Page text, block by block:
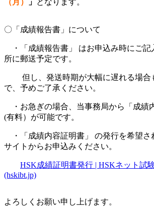
〇「成績報告書」について
・「成績報告書」 はお申込み時にご記
所に郵送予定です。
但し、発送時期が大幅に遅れる場合
で、予めご了承ください。
・お急ぎの場合、当事務局から「成績
(有料）が可能です。
・「成績内容証明書」 の発行を希望さ
サイトからお申込みください。
HSK成績証明書発行 | HSKネット試
(hskibt.jp)
よろしくお願い申し上げます。